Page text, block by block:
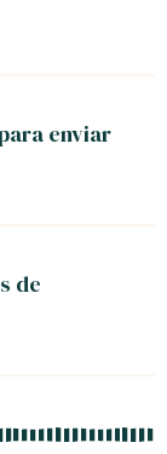
enviar
de